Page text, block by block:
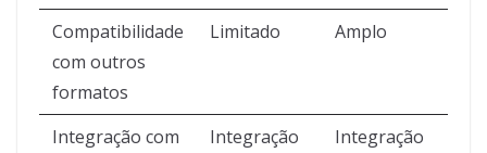
Compatibilidade
com outros
formatos
Limitado Amplo
Integração com
Integração
Integração